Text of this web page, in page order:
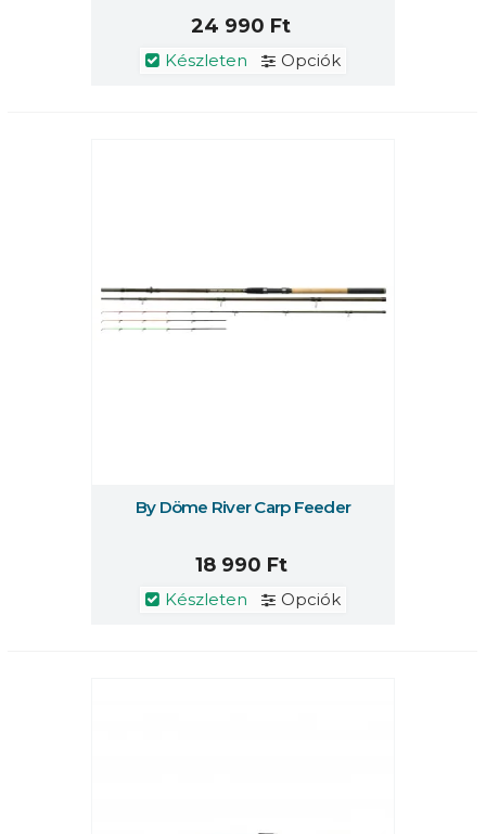
24 990 Ft
Készleten Opciók
By Döme River Carp Feeder
18 990 Ft
Készleten Opciók